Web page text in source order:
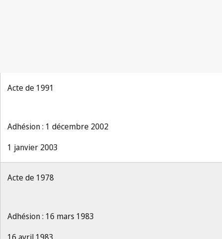
Acte de 1991
Adhésion : 1 décembre 2002
1 janvier 2003
Acte de 1978
Adhésion : 16 mars 1983